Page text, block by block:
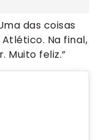
das coisas
Na final,
Muito feliz.”